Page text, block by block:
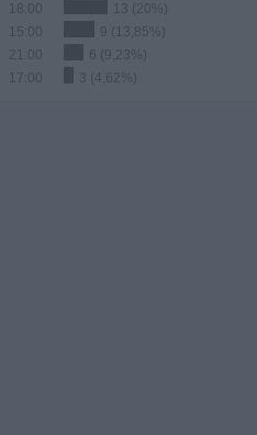
18:00
13 (20%)
15:00
9 (13,85%)
21:00
6 (9,23%)
17:00
3 (4,62%)